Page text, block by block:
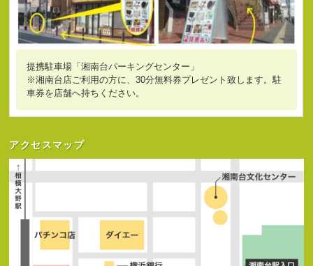
提携駐車場「湘南台パーキングセンター」
※湘南台店ご利用の方に、30分無料券プレゼント致します。駐
車券を店舗へ持ちください。
アクセスマップ